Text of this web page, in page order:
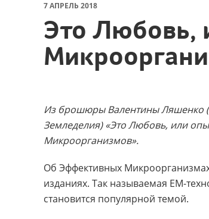
7 АПРЕЛЬ 2018
Это Любовь,
Из брошюры Валентины Ляшенко
Земледелия) «Это Любовь, или
Микроорганизмов».
Об Эффективных
изданиях. Так называемая ЕМ-
становится популярной темой.